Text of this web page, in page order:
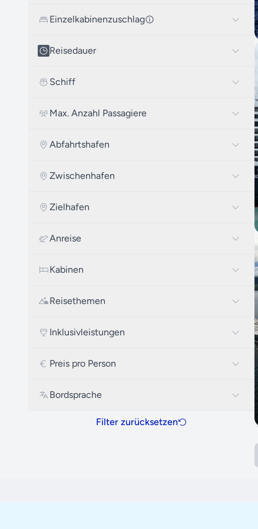
Einzelkabinenzuschlag
Reisedauer
Schiff
Max. Anzahl Passagiere
Abfahrtshafen
Zwischenhafen
Zielhafen
Anreise
Kabinen
Reisethemen
Inklusivleistungen
Preis pro Person
Bordsprache
Filter zurücksetzen